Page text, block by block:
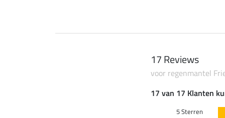
17 Reviews
voor regenmantel
17 van 17 Klanten
5 Sterren